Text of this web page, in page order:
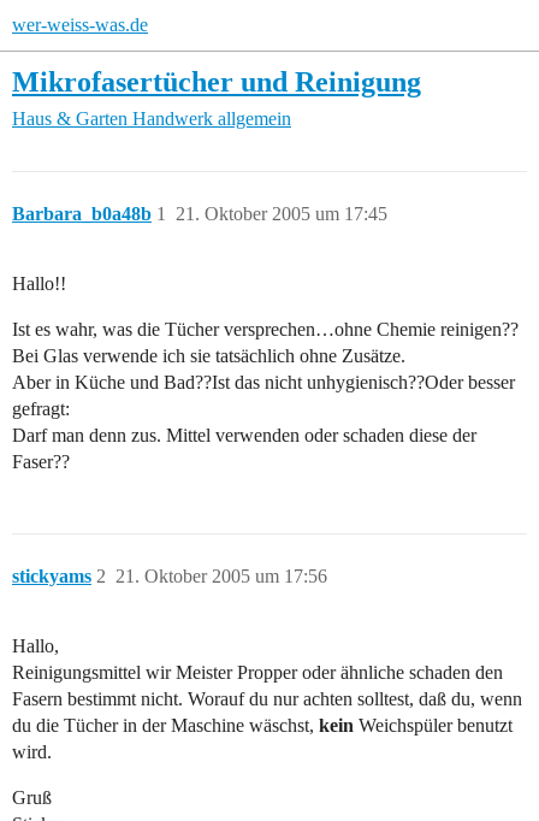
wer-weiss-was.de
Mikrofasertücher und Reinigung
Haus & Garten Handwerk allgemein
Barbara_b0a48b 21. Oktober 2005 um 17:45
1
Hallo!!
Ist es wahr, was die Tücher versprechen…ohne Chemie reinigen??
Bei Glas verwende ich sie tatsächlich ohne Zusätze.
Aber in Küche und Bad??Ist das nicht unhygienisch??Oder besser
gefragt:
Darf man denn zus. Mittel verwenden oder schaden diese der
Faser??
stickyams 21. Oktober 2005 um 17:56
2
Hallo,
Reinigungsmittel wir Meister Propper oder ähnliche schaden den
Fasern bestimmt nicht. Worauf du nur achten solltest, daß du, wenn
du die Tücher in der Maschine wäschst, kein Weichspüler benutzt
wird.
Gruß